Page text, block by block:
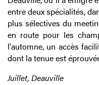
entre deux spécialités,
plus sélectives du
en route pour les
l'automne, un accès
dont la tenue est
Juillet, Deauville